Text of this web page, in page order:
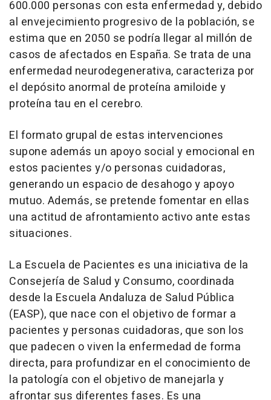
600.000 personas con esta enfermedad y, debido
al envejecimiento progresivo de la población, se
estima que en 2050 se podría llegar al millón de
casos de afectados en España. Se trata de una
enfermedad neurodegenerativa, caracteriza por
el depósito anormal de proteína amiloide y
proteína tau en el cerebro.
El formato grupal de estas intervenciones
supone además un apoyo social y emocional en
estos pacientes y/o personas cuidadoras,
generando un espacio de desahogo y apoyo
mutuo. Además, se pretende fomentar en ellas
una actitud de afrontamiento activo ante estas
situaciones.
La Escuela de Pacientes es una iniciativa de la
Consejería de Salud y Consumo, coordinada
desde la Escuela Andaluza de Salud Pública
(EASP), que nace con el objetivo de formar a
pacientes y personas cuidadoras, que son los
que padecen o viven la enfermedad de forma
directa, para profundizar en el conocimiento de
la patología con el objetivo de manejarla y
afrontar sus diferentes fases. Es una